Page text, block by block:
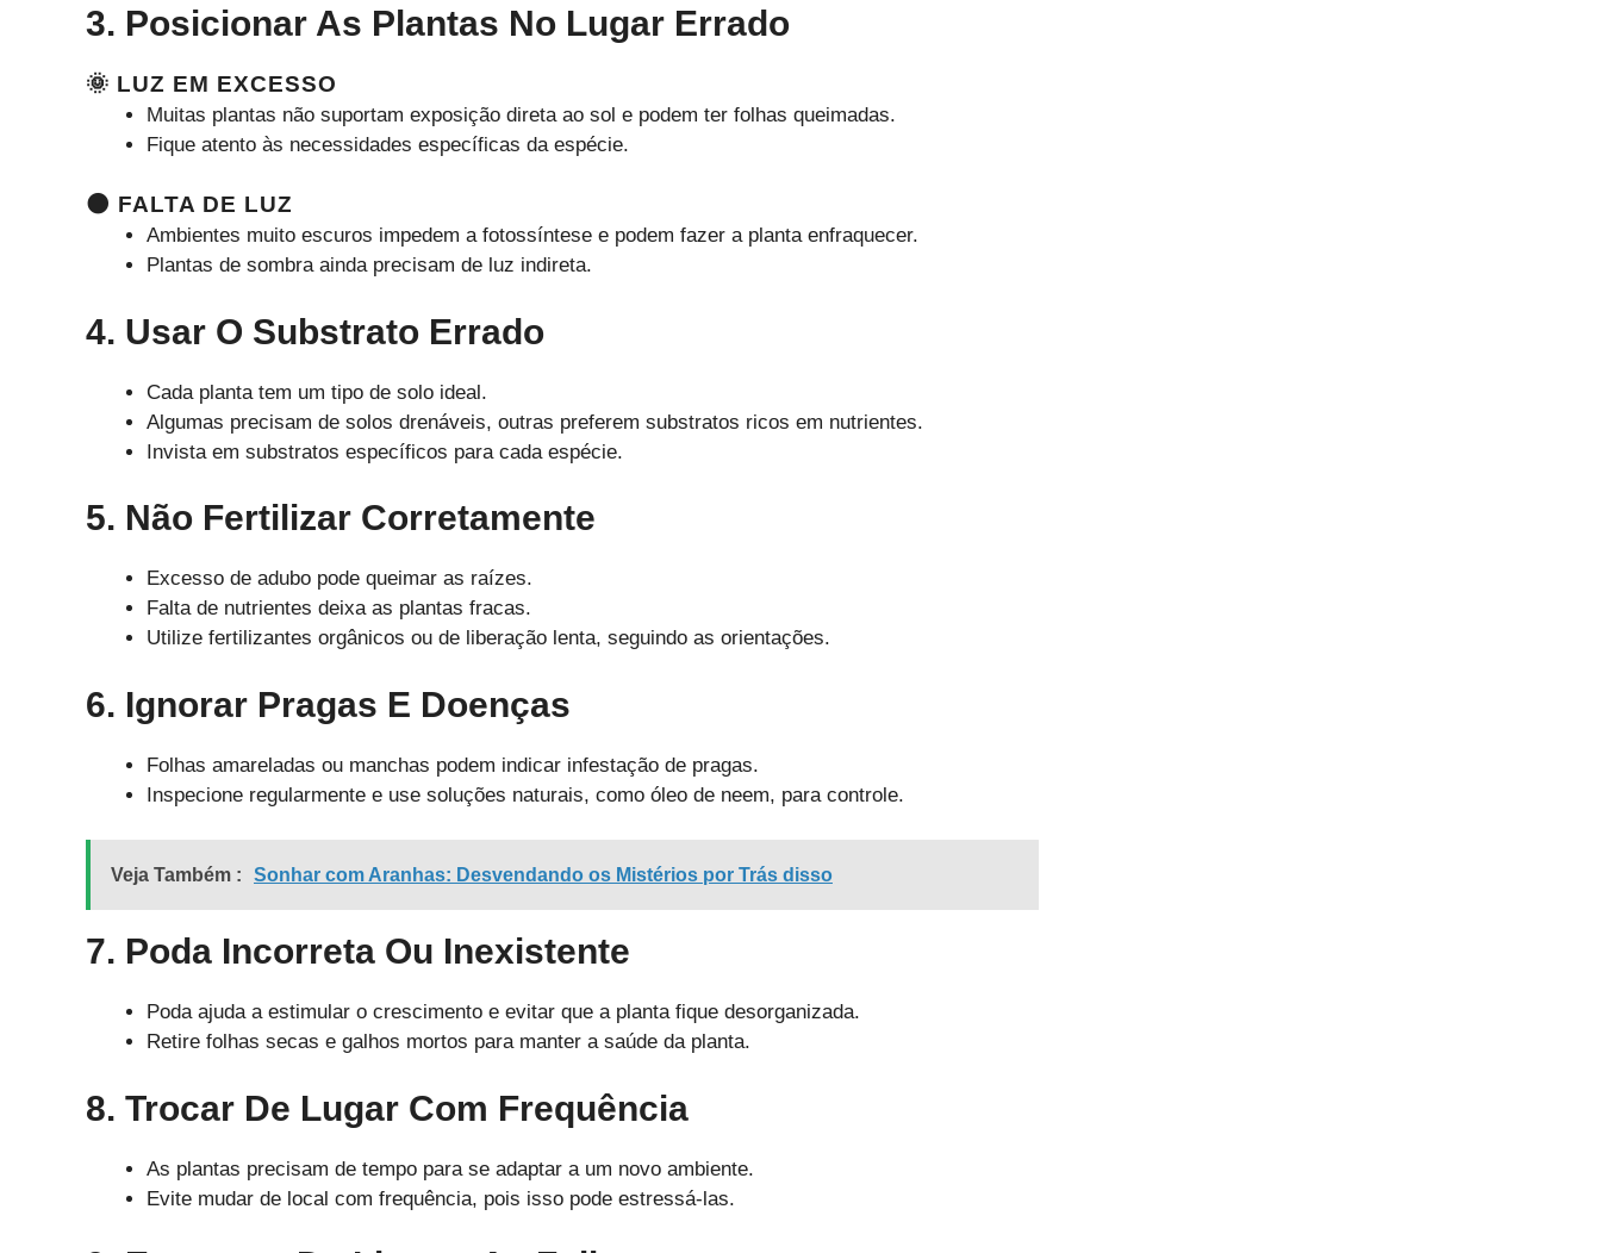
3. Posicionar As Plantas No Lugar Errado
🌞 LUZ EM EXCESSO
Muitas plantas não suportam exposição direta ao sol e podem ter folhas queimadas.
Fique atento às necessidades específicas da espécie.
🌑 FALTA DE LUZ
Ambientes muito escuros impedem a fotossíntese e podem fazer a planta enfraquecer.
Plantas de sombra ainda precisam de luz indireta.
4. Usar O Substrato Errado
Cada planta tem um tipo de solo ideal.
Algumas precisam de solos drenáveis, outras preferem substratos ricos em nutrientes.
Invista em substratos específicos para cada espécie.
5. Não Fertilizar Corretamente
Excesso de adubo pode queimar as raízes.
Falta de nutrientes deixa as plantas fracas.
Utilize fertilizantes orgânicos ou de liberação lenta, seguindo as orientações.
6. Ignorar Pragas E Doenças
Folhas amareladas ou manchas podem indicar infestação de pragas.
Inspecione regularmente e use soluções naturais, como óleo de neem, para controle.
Veja Também : Sonhar com Aranhas: Desvendando os Mistérios por Trás disso
7. Poda Incorreta Ou Inexistente
Poda ajuda a estimular o crescimento e evitar que a planta fique desorganizada.
Retire folhas secas e galhos mortos para manter a saúde da planta.
8. Trocar De Lugar Com Frequência
As plantas precisam de tempo para se adaptar a um novo ambiente.
Evite mudar de local com frequência, pois isso pode estressá-las.